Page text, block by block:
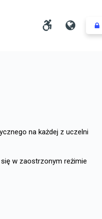
Dostosuj
Język
na każdej z uczelni
w zaostrzonym reżimie